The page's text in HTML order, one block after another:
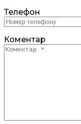
Телефон
Коментар